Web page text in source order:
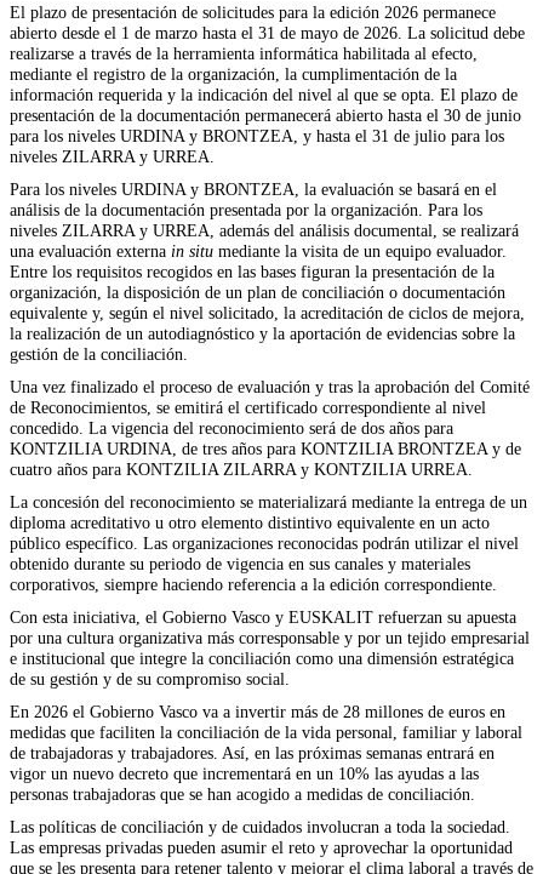
El plazo de presentación de solicitudes para la edición 2026 permanece
abierto desde el 1 de marzo hasta el 31 de mayo de 2026. La solicitud debe
realizarse a través de la herramienta informática habilitada al efecto,
mediante el registro de la organización, la cumplimentación de la
información requerida y la indicación del nivel al que se opta. El plazo de
presentación de la documentación permanecerá abierto hasta el 30 de junio
para los niveles URDINA y BRONTZEA, y hasta el 31 de julio para los
niveles ZILARRA y URREA.
Para los niveles URDINA y BRONTZEA, la evaluación se basará en el
análisis de la documentación presentada por la organización. Para los
niveles ZILARRA y URREA, además del análisis documental, se realizará
una evaluación externa in situ mediante la visita de un equipo evaluador.
Entre los requisitos recogidos en las bases figuran la presentación de la
organización, la disposición de un plan de conciliación o documentación
equivalente y, según el nivel solicitado, la acreditación de ciclos de mejora,
la realización de un autodiagnóstico y la aportación de evidencias sobre la
gestión de la conciliación.
Una vez finalizado el proceso de evaluación y tras la aprobación del Comité
de Reconocimientos, se emitirá el certificado correspondiente al nivel
concedido. La vigencia del reconocimiento será de dos años para
KONTZILIA URDINA, de tres años para KONTZILIA BRONTZEA y de
cuatro años para KONTZILIA ZILARRA y KONTZILIA URREA.
La concesión del reconocimiento se materializará mediante la entrega de un
diploma acreditativo u otro elemento distintivo equivalente en un acto
público específico. Las organizaciones reconocidas podrán utilizar el nivel
obtenido durante su periodo de vigencia en sus canales y materiales
corporativos, siempre haciendo referencia a la edición correspondiente.
Con esta iniciativa, el Gobierno Vasco y EUSKALIT refuerzan su apuesta
por una cultura organizativa más corresponsable y por un tejido empresarial
e institucional que integre la conciliación como una dimensión estratégica
de su gestión y de su compromiso social.
En 2026 el Gobierno Vasco va a invertir más de 28 millones de euros en
medidas que faciliten la conciliación de la vida personal, familiar y laboral
de trabajadoras y trabajadores. Así, en las próximas semanas entrará en
vigor un nuevo decreto que incrementará en un 10% las ayudas a las
personas trabajadoras que se han acogido a medidas de conciliación.
Las políticas de conciliación y de cuidados involucran a toda la sociedad.
Las empresas privadas pueden asumir el reto y aprovechar la oportunidad
que se les presenta para retener talento y mejorar el clima laboral a través de